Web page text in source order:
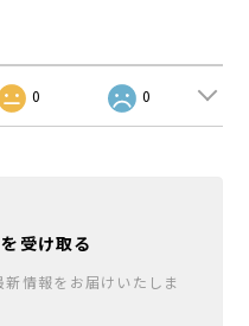
0 0
受け取る
情報をお届けいたしま